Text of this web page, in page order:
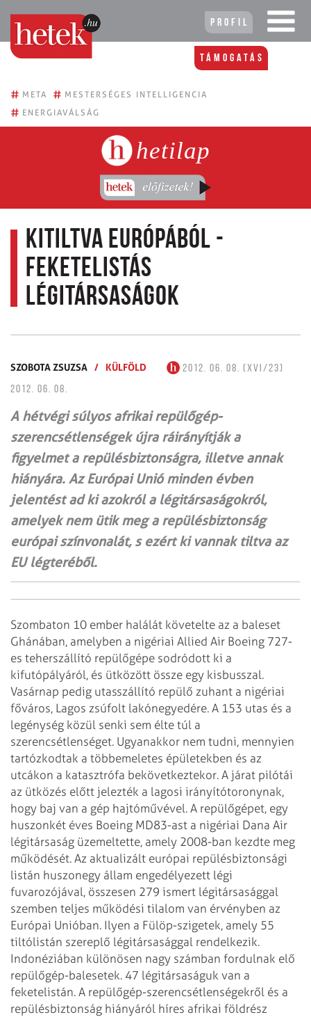
Profil
Támogatás
# META # MESTERSÉGES INTELLIGENCIA
# ENERGIAVÁLSÁG
hetilap
Kitiltva Európából -
Feketelistás
légitársaságok
SZOBOTA ZSUZSA / KÜLFÖLD
2012. 06. 08. (XVI/23)
2012. 06. 08.
A hétvégi súlyos afrikai repülő­gép-
szerencsétlenségek újra ráirányítják a
figyelmet a repü­­lés­biztonságra, illetve annak
hiányára. Az Európai Unió minden évben
jelentést ad ki azokról a légitársaságokról,
amelyek nem ütik meg a repülésbiztonság
európai színvonalát, s ezért ki vannak tiltva az
EU légteréből.
Szombaton 10 ember halálát követelte az a baleset
Ghánában, amelyben a nigériai Allied Air Boeing 727-
es teherszállító repülőgépe sodródott ki a
kifutópályáról, és ütközött össze egy kisbusszal.
Vasárnap pedig utasszállító repülő zuhant a nigériai
főváros, Lagos zsúfolt lakónegyedére. A 153 utas és a
legénység közül senki sem élte túl a
szerencsétlenséget. Ugyanakkor nem tudni, mennyien
tartózkodtak a többemeletes épületekben és az
utcákon a katasztrófa bekövetkeztekor. A járat pilótái
az ütközés előtt jelezték a lagosi irányítótoronynak,
hogy baj van a gép hajtóművével. A repülőgépet, egy
huszonkét éves Boeing MD83-ast a nigériai Dana Air
légitársaság üzemeltette, amely 2008-ban kezdte meg
működését. Az aktualizált európai repülésbiztonsági
listán huszonegy állam engedélyezett légi
fuvarozójával, összesen 279 ismert légitársasággal
szemben teljes működési tilalom van érvényben az
Európai Unióban. Ilyen a Fülöp-szigetek, amely 55
tiltólistán szereplő légitársasággal rendelkezik.
Indonéziában különösen nagy számban fordulnak elő
repülőgép-balesetek. 47 légitársaságuk van a
feketelistán. A repülőgép-szerencsétlenségekről és a
repülésbiztonság hiányáról híres afrikai földrész